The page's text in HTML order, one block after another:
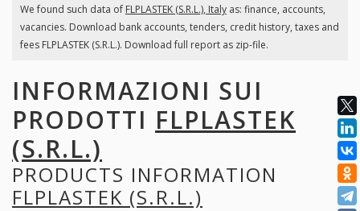
We found such data of FLPLASTEK (S.R.L.), Italyas: finance, accounts,
vacancies. Download bank accounts, tenders, credit history, taxes and
fees FLPLASTEK (S.R.L.). Download full report as zip-file.
INFORMAZIONI SUI
PRODOTTI FLPLASTEK
(S.R.L.)
PRODUCTS INFORMATION
FLPLASTEK (S.R.L.)